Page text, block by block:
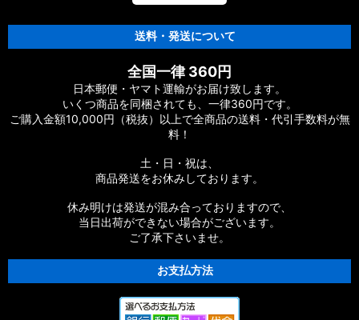
送料・発送について
全国一律 360円
日本郵便・ヤマト運輸がお届け致します。
いくつ商品を同梱されても、一律360円です。
ご購入金額10,000円（税抜）以上で全商品の送料・代引手数料が無
料！
土・日・祝は、
商品発送をお休みしております。
休み明けは発送が混み合っておりますので、
当日出荷ができない場合がございます。
ご了承下さいませ。
お支払方法